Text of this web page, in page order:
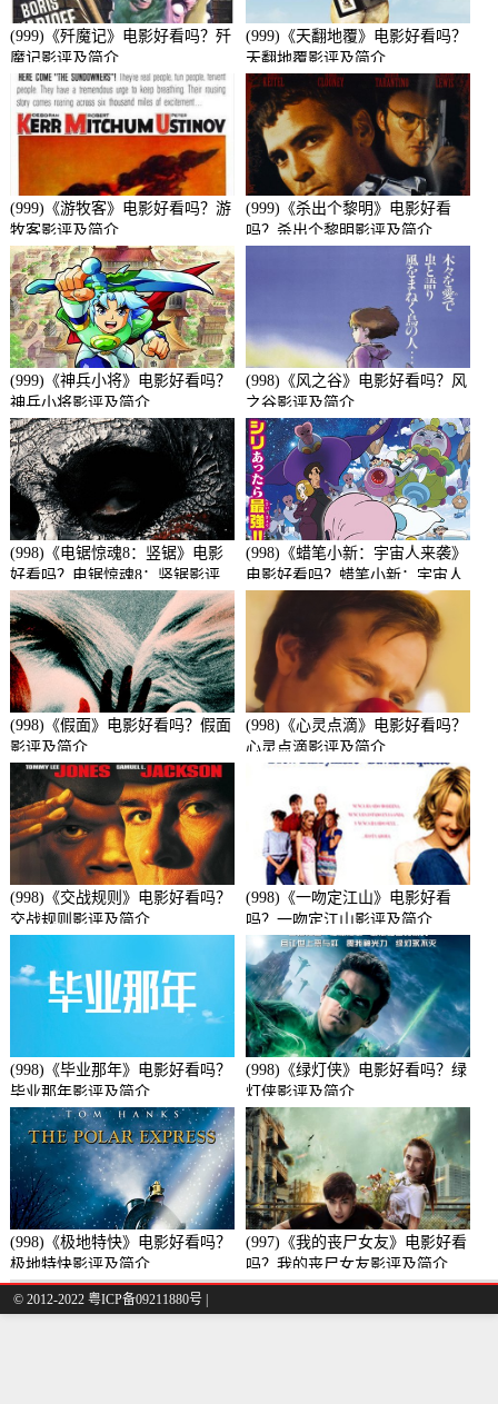
(999)《歼魔记》电影好看吗？歼
魔记影评及简介
(999)《天翻地覆》电影好看吗？
天翻地覆影评及简介
(999)《游牧客》电影好看吗？游
牧客影评及简介
(999)《杀出个黎明》电影好看
吗？杀出个黎明影评及简介
(999)《神兵小将》电影好看吗？
神兵小将影评及简介
(998)《风之谷》电影好看吗？风
之谷影评及简介
(998)《电锯惊魂8：竖锯》电影
好看吗？电锯惊魂8：竖锯影评
及简介
(998)《蜡笔小新：宇宙人来袭》
电影好看吗？蜡笔小新：宇宙人
来袭影评及简介
(998)《假面》电影好看吗？假面
影评及简介
(998)《心灵点滴》电影好看吗？
心灵点滴影评及简介
(998)《交战规则》电影好看吗？
交战规则影评及简介
(998)《一吻定江山》电影好看
吗？一吻定江山影评及简介
(998)《毕业那年》电影好看吗？
毕业那年影评及简介
(998)《绿灯侠》电影好看吗？绿
灯侠影评及简介
(998)《极地特快》电影好看吗？
极地特快影评及简介
(997)《我的丧尸女友》电影好看
吗？我的丧尸女友影评及简介
© 2012-2022 粤ICP备09211880号 |